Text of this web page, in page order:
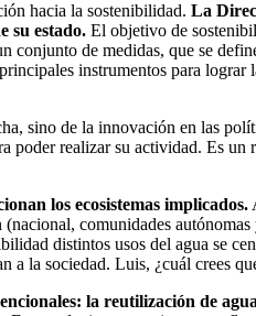
hacia la sostenibilidad. La
su estado. El objetivo de
conjunto de medidas, que se
instrumentos para lograr
sino de la innovación en las
poder realizar su actividad. Es un
los ecosistemas implicados.
comunidades
distintos usos del agua se
a la sociedad. Luis, ¿cuál crees
la reutilización de